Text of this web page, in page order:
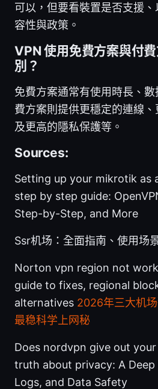
可以，但要看裝置是否支援
容性與政策。
VPN 使用免費方案與付
別？
免費方案通常有使用時長、
費方案則提供更穩定的連線
及更高的隱私保護等。
Sources:
Setting up your mikrotik as
step by step guide:
Step-by-Step, and More
Ssr机场：全面指南、使用场
Norton vpn region not
guide to fixes, regional
alternatives 2026年三大机
最稳科学上网秘
Does nordvpn give out
truth about privacy: A Deep
Logs, and Data Safety